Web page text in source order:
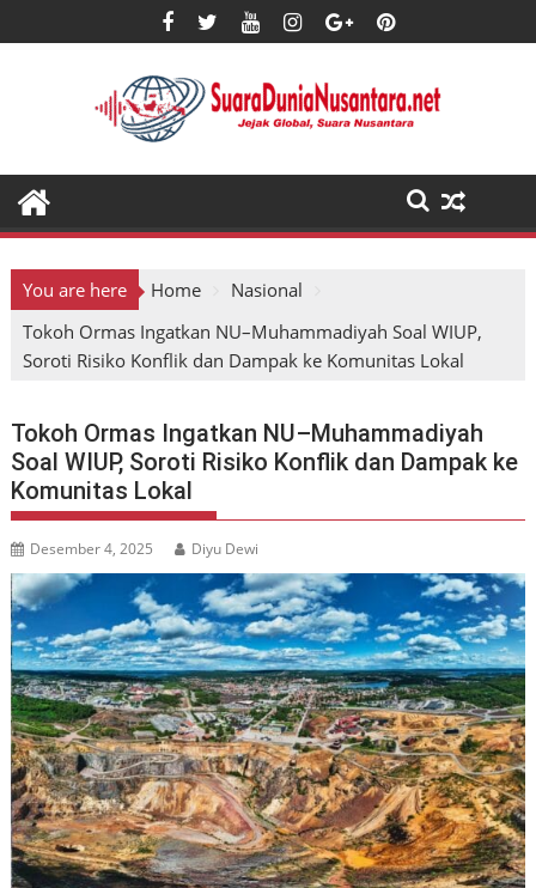
to
You are here Home
Nasional
Tokoh Ormas Ingatkan NU–Muhammadiyah Soal WIUP,
Soroti Risiko Konflik dan Dampak ke Komunitas Lokal
Tokoh Ormas Ingatkan NU–Muhammadiyah
Soal WIUP, Soroti Risiko Konflik dan Dampak ke
Komunitas Lokal
Desember 4, 2025 Diyu Dewi